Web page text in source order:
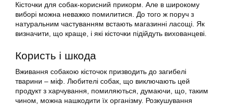
Кісточки для собак-корисний прикорм. Але в широкому
виборі можна неважко помилитися. До того ж поруч з
натуральним частуванням встають магазинні ласощі. Як
визначити, що краще, і які кісточки підійдуть вихованцеві.
Користь і шкода
Вживання собакою кісточок призводить до загибелі
тварини – міф. Любителі собак, що виключають цей
продукт з харчування, помиляються, думаючи, що, таким
чином, можна нашкодити їх організму. Розкушування